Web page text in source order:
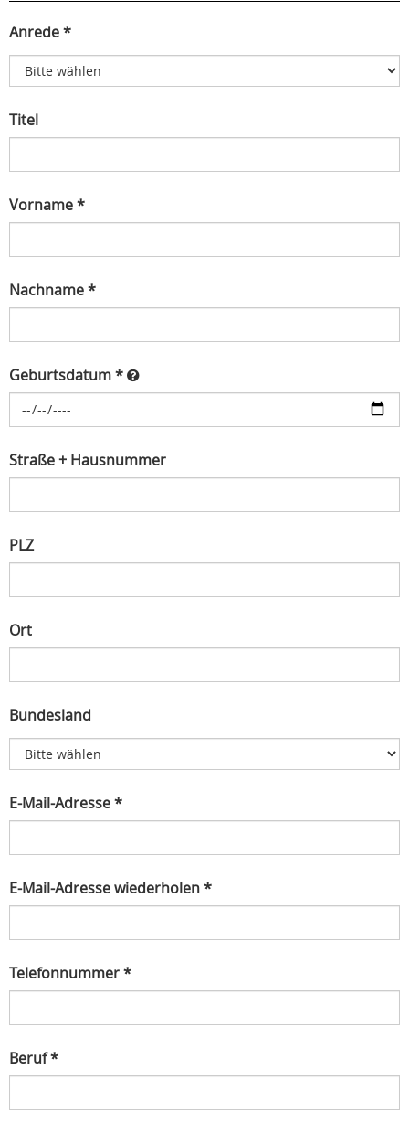
Anrede *
Titel
Vorname *
Nachname *
Geburtsdatum *
Straße + Hausnummer
PLZ
Ort
Bundesland
E-Mail-Adresse *
E-Mail-Adresse wiederholen *
Telefonnummer *
Beruf *